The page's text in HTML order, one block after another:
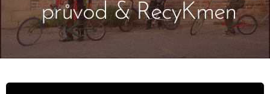
průvod & RecyKmen